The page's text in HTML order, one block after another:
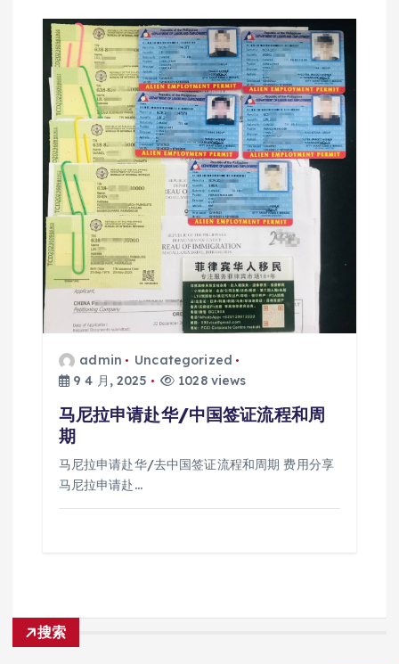
admin
Uncategorized
9 4 月, 2025
1028 views
马尼拉申请赴华/中国签证流程和周
期
马尼拉申请赴华/去中国签证流程和周期 费用分享
马尼拉申请赴…
搜索